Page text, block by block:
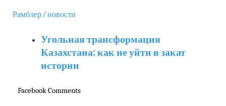
Рамблер / новости
Угольная трансформация
Казахстана: как не уйти в закат
истории
Facebook Comments